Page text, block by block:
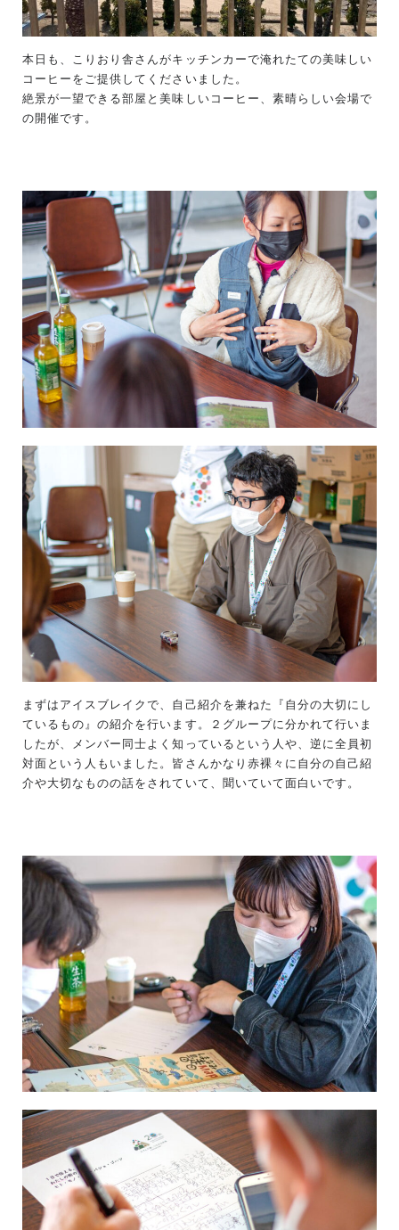
本日も、こりおり舎さんがキッチンカーで淹れたての美味しい
コーヒーをご提供してくださいました。
絶景が一望できる部屋と美味しいコーヒー、素晴らしい会場で
の開催です。
まずはアイスブレイクで、自己紹介を兼ねた『自分の大切にし
ているもの』の紹介を行います。２グループに分かれて行いま
したが、メンバー同士よく知っているという人や、逆に全員初
対面という人もいました。皆さんかなり赤裸々に自分の自己紹
介や大切なものの話をされていて、聞いていて面白いです。